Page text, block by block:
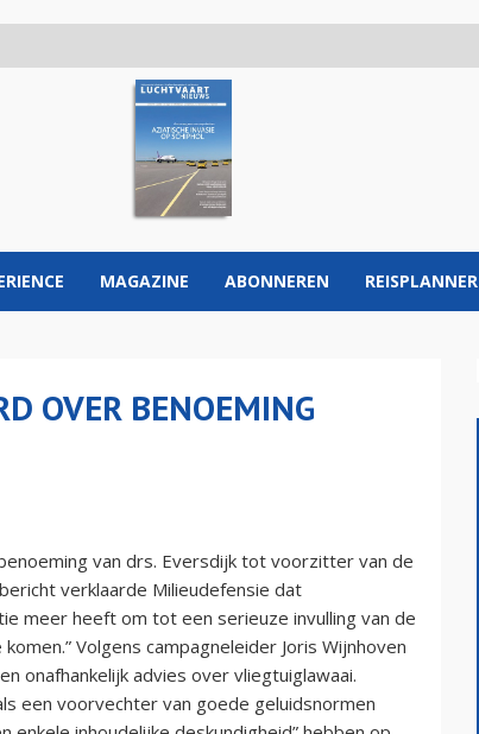
MAGAZINE ABONNEREN REISPLANNER
OVER BENOEMING
van drs. Eversdijk tot voorzitter van de
verklaarde Milieudefensie dat
meer heeft om tot een serieuze invulling van de
Volgens campagneleider Joris Wijnhoven
onafhankelijk advies over vliegtuiglawaai.
een voorvechter van goede geluidsnormen